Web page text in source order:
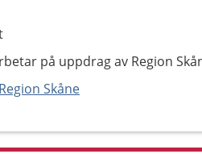
på uppdrag av Region
Skåne